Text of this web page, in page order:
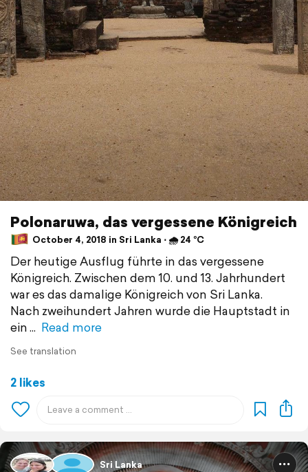
Polonaruwa, das vergessene Königreich
October 4, 2018 in Sri Lanka ⋅ 🌧 24 °C
Der heutige Ausflug führte in das vergessene
Königreich. Zwischen dem 10. und 13. Jahrhundert
war es das damalige Königreich von Sri Lanka.
Nach zweihundert Jahren wurde die Hauptstadt in
ein
Read more
See translation
2 likes
Sri Lanka